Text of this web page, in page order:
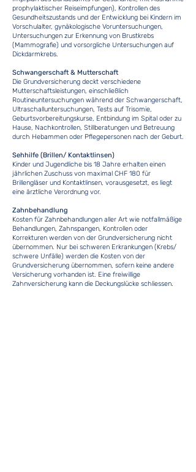
prophylaktischer Reiseimpfungen), Kontrollen des
Gesundheitszustands und der Entwicklung bei Kindern im
Vorschulalter, gynäkologische Voruntersuchungen,
Untersuchungen zur Erkennung von Brustkrebs
(Mammografie) und vorsorgliche Untersuchungen auf
Dickdarmkrebs.
Schwangerschaft & Mutterschaft
Die Grundversicherung deckt verschiedene
Mutterschaftsleistungen, einschließlich
Routineuntersuchungen während der Schwangerschaft,
Ultraschalluntersuchungen, Tests auf Trisomie,
Geburtsvorbereitungskurse, Entbindung im Spital oder zu
Hause, Nachkontrollen, Stillberatungen und Betreuung
durch Hebammen oder Pflegepersonen nach der Geburt.
Sehhilfe (Brillen/ Kontaktlinsen)
Kinder und Jugendliche bis 18 Jahre erhalten einen
jährlichen Zuschuss von maximal CHF 180 für
Brillengläser und Kontaktlinsen, vorausgesetzt, es liegt
eine ärztliche Verordnung vor.
Zahnbehandlung
Kosten für Zahnbehandlungen aller Art wie notfallmäßige
Behandlungen, Zahnspangen, Kontrollen oder
Korrekturen werden von der Grundversicherung nicht
übernommen. Nur bei schweren Erkrankungen (Krebs/
schwere Unfälle) werden die Kosten von der
Grundversicherung übernommen, sofern keine andere
Versicherung vorhanden ist. Eine freiwillige
Zahnversicherung kann die Deckungslücke schliessen.